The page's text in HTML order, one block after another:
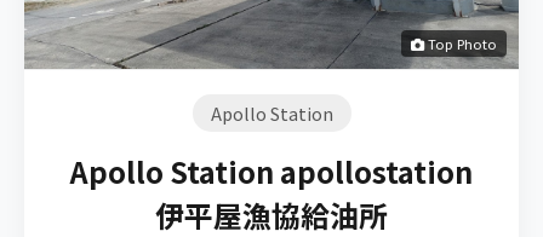
Top Photo
Apollo Station
Apollo Station apollostation
伊平屋漁協給油所